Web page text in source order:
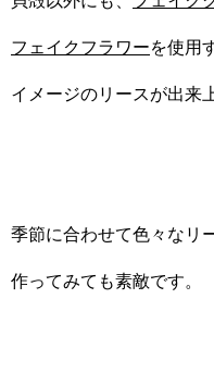
フェイクフラワーを使用
イメージのリースが出来
季節に合わせて色々なリ
作ってみても素敵です。